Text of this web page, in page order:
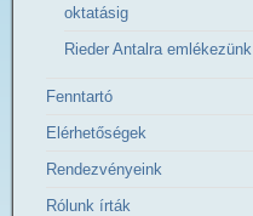
oktatásig
Rieder Antalra emlékezünk
Fenntartó
Elérhetőségek
Rendezvényeink
Rólunk írták